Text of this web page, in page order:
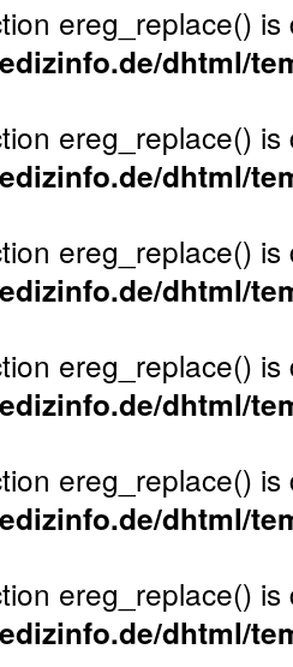
ereg_replace()
dhtml/
ereg_replace()
dhtml/
ereg_replace()
dhtml/
ereg_replace()
dhtml/
ereg_replace()
dhtml/
ereg_replace()
dhtml/